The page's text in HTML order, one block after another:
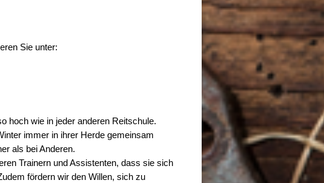
Sie unter:
hoch wie in jeder anderen Reitschule.
immer in ihrer Herde gemeinsam
als bei Anderen.
Trainern und Assistenten, dass sie sich
fördern wir den Willen, sich zu